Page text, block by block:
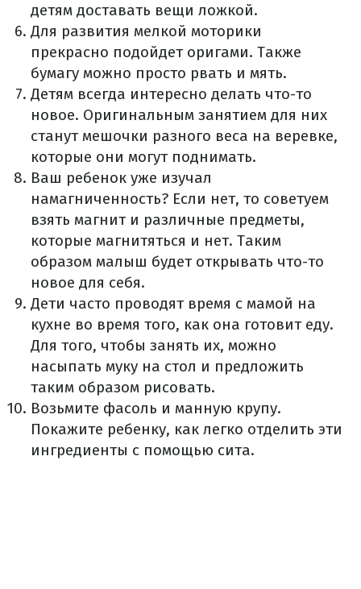
детям доставать вещи ложкой.
Для развития мелкой моторики
прекрасно подойдет оригами. Также
бумагу можно просто рвать и мять.
Детям всегда интересно делать что-то
новое. Оригинальным занятием для них
станут мешочки разного веса на веревке,
которые они могут поднимать.
Ваш ребенок уже изучал
намагниченность? Если нет, то советуем
взять магнит и различные предметы,
которые магнитяться и нет. Таким
образом малыш будет открывать что-то
новое для себя.
Дети часто проводят время с мамой на
кухне во время того, как она готовит еду.
Для того, чтобы занять их, можно
насыпать муку на стол и предложить
таким образом рисовать.
Возьмите фасоль и манную крупу.
Покажите ребенку, как легко отделить эти
ингредиенты с помощью сита.